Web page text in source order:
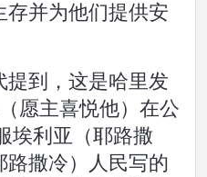
存并为他们提供安
提到，这是哈里发
愿主喜悦他）在公
埃利亚（耶路撒
路撒冷）人民写的